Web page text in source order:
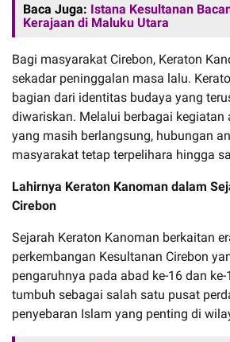
Baca Juga: Istana Kesultanan
Kerajaan di Maluku Utara
Bagi masyarakat Cirebon, Keraton
sekadar peninggalan masa lalu.
bagian dari identitas budaya yang
diwariskan. Melalui berbagai kegiatan
yang masih berlangsung, hubungan
masyarakat tetap terpelihara hingga
Lahirnya Keraton Kanoman dalam
Cirebon
Sejarah Keraton Kanoman berkaitan
perkembangan Kesultanan Cirebon
pengaruhnya pada abad ke-16 dan
tumbuh sebagai salah satu pusat
penyebaran Islam yang penting di